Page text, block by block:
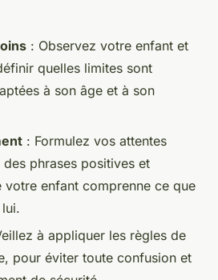
: Observez votre enfant et
quelles limites sont
à son âge et à son
: Formulez vos attentes
phrases positives et
votre enfant comprenne ce que
à appliquer les règles de
pour éviter toute confusion et